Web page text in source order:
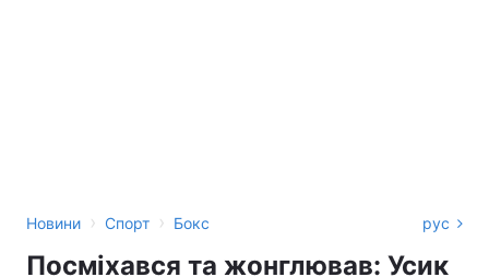
Новини › Спорт › Бокс рус
Посміхався та жонглював: Усик